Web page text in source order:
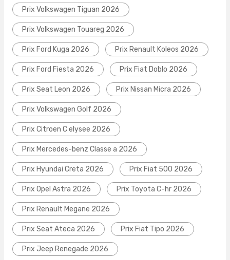
Prix Volkswagen Tiguan 2026
Prix Volkswagen Touareg 2026
Prix Ford Kuga 2026 Prix Renault Koleos 2026
Prix Ford Fiesta 2026 Prix Fiat Doblo 2026
Prix Seat Leon 2026 Prix Nissan Micra 2026
Prix Volkswagen Golf 2026
Prix Citroen C elysee 2026
Prix Mercedes-benz Classe a 2026
Prix Hyundai Creta 2026 Prix Fiat 500 2026
Prix Opel Astra 2026 Prix Toyota C-hr 2026
Prix Renault Megane 2026
Prix Seat Ateca 2026 Prix Fiat Tipo 2026
Prix Jeep Renegade 2026